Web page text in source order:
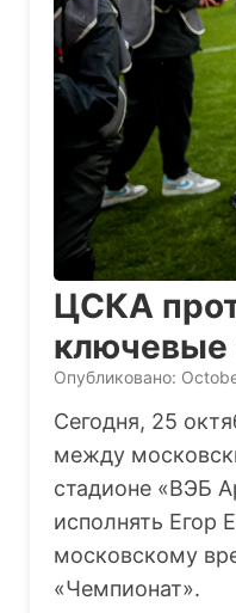
ЦСКА
ключевые
Опубликовано:
Сегодня, 25
между
стадионе «ВЭБ
исполнять Егор
московскому
«Чемпионат».